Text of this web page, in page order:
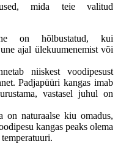
mida teie valitud
on hõlbustatud, kui
ajal ülekuumenemist või
niiskest voodipesust
Padjapüüri kangas imab
vastasel juhul on
on naturaalse kiu omadus,
kangas peaks olema